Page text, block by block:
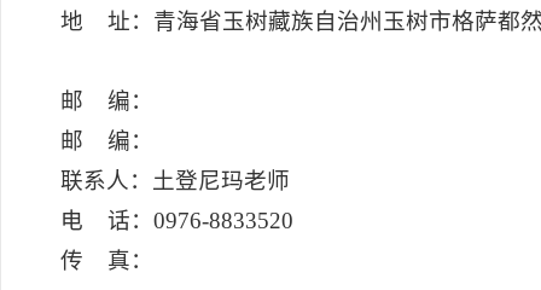
地 址：青海省玉树藏族自治州玉树市格萨都
邮 编：
邮 编：
联系人：土登尼玛老师
电 话：0976-8833520
传 真：